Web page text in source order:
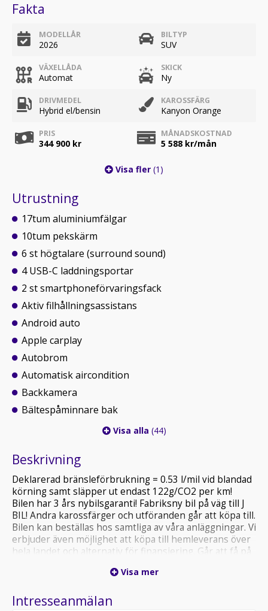
Fakta
MODELLÅR
2026
BILTYP
SUV
VÄXELLÅDA
Automat
SKICK
Ny
DRIVMEDEL
Hybrid el/bensin
KAROSSFÄRG
Kanyon Orange
PRIS
344 900 kr
MÅNADSKOSTNAD
5 588 kr/mån
Visa fler (1)
Utrustning
17tum aluminiumfälgar
10tum pekskärm
6 st högtalare (surround sound)
4 USB-C laddningsportar
2 st smartphoneförvaringsfack
Aktiv filhållningsassistans
Android auto
Apple carplay
Autobrom
Automatisk aircondition
Backkamera
Bältespåminnare bak
Visa alla (44)
Beskrivning
Deklarerad bränsleförbrukning = 0.53 l/mil vid blandad
körning samt släpper ut endast 122g/CO2 per km!
Bilen har 3 års nybilsgaranti! Fabriksny bil på väg till J
BIL! Andra karossfärger och utföranden går att köpa till.
Bilen kan beställas hos samtliga av våra anläggningar. Vi
erbjuder även möjlighet att köpa till hemleverans över
hela landet och alternativ för finansiering. Går att få på
priser samt leveransinformation. OBS! Bilen på bilden
faktiska konfiguration.
Visa mer
Intresseanmälan